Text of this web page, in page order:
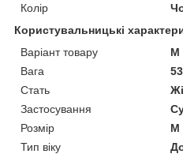
Колір
Користувальницькі
Варіант товару
M
Вага
Стать
Застосування
Розмір
M
Тип віку